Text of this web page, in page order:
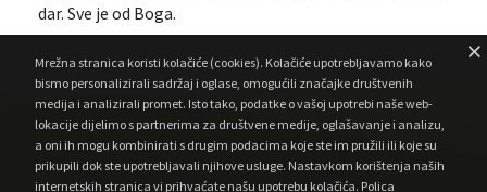
dar. Sve je od Boga.
Mrežna stranica koristi kolačiće (cookies). Kolačiće upotrebljavamo kako
bismo personalizirali sadržaj i oglase, omogućili značajke društvenih
medija i analizirali promet. Isto tako, podatke o vašoj upotrebi naše web-
lokacije dijelimo s partnerima za društvene medije, oglašavanje i analizu,
a oni ih mogu kombinirati s drugim podacima koje ste im pružili ili koje su
prikupili dok ste upotrebljavali njihove usluge. Nastavkom korištenja naših
internetskih stranica vi prihvaćate našu upotrebu kolačića. Polica